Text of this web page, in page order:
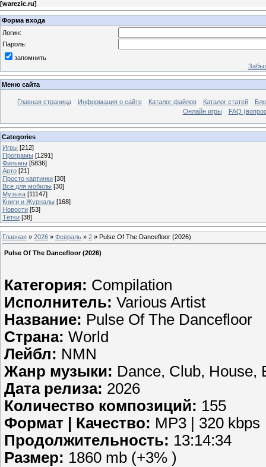
[warezic.ru]
Форма входа
Логин:
Пароль:
запомнить
Меню сайта
Главная страница Информация о сайте Каталог файлов Каталог статей
Онлайн игры
FAQ
Categories
Игры [212]
Програмы [1291]
Фильмы [5836]
Авто [21]
Просто картинки [30]
Все для мобилы [30]
Музыка [11147]
Книги и Журналы [168]
Новости [53]
Тётки [38]
Главная » 2026 » Февраль » 2 » Pulse Of The Dancefloor (2026)
Pulse Of The Dancefloor (2026)
Категория: Compilation
Исполнитель: Various Artist
Название: Pulse Of The Dancefloor
Страна: World
Лейбл: NMN
Жанр музыки: Dance, Club, House,
Дата релиза: 2026
Количество композиций: 155
Формат | Качество: MP3 | 320 kbps
Продолжительность: 13:14:34
Размер: 1860 mb (+3% )